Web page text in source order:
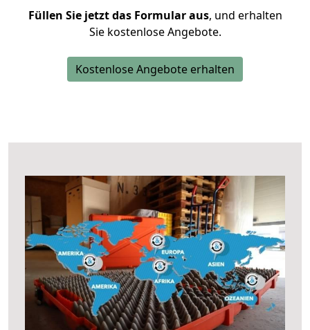
Füllen Sie jetzt das Formular aus, und erhalten
Sie kostenlose Angebote.
Kostenlose Angebote erhalten